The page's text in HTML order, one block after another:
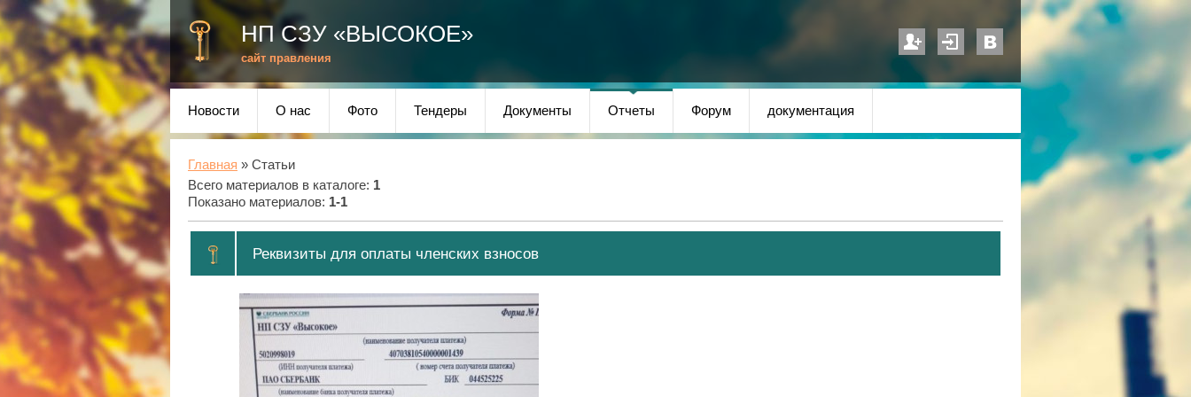
НП СЗУ «ВЫСОКОЕ»
сайт правления
Новости О нас Фото Тендеры Документы Отчеты Форум документация
Главная » Статьи
Всего материалов в каталоге: 1
Показано материалов: 1-1
Реквизиты для оплаты членских взносов